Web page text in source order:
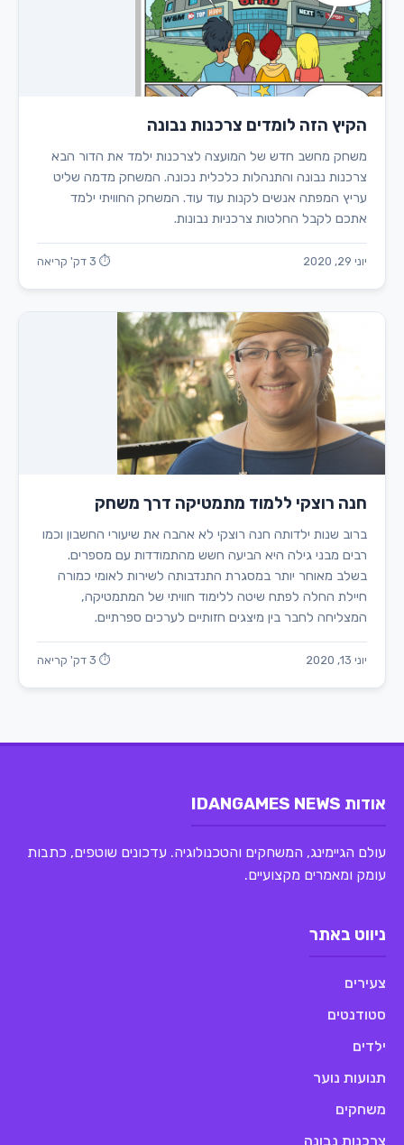
הקיץ הזה לומדים צרכנות נבונה
משחק מחשב חדש של המועצה לצרכנות ילמד את הדור הבא
צרכנות נבונה והתנהלות כלכלית נכונה. המשחק מדמה שליט
עריץ המפתה אנשים לקנות עוד עוד. המשחק החוויתי ילמד
אתכם לקבל החלטות צרכניות נבונות.
יוני 29, 2020 ⏱ 3 דק' קריאה
חנה רוצקי ללמוד מתמטיקה דרך משחק
ברוב שנות ילדותה חנה רוצקי לא אהבה את שיעורי החשבון וכמו
רבים מבני גילה היא הביעה חשש מהתמודדות עם מספרים.
בשלב מאוחר יותר במסגרת התנדבותה לשירות לאומי כמורה
חיילת החלה לפתח שיטה ללימוד חוויתי של המתמטיקה,
המצליחה לחבר בין מיצגים חזותיים לערכים ספרתיים.
יוני 13, 2020 ⏱ 3 דק' קריאה
אודות IDANGAMES NEWS
עולם הגיימינג, המשחקים והטכנולוגיה. עדכונים שוטפים, כתבות
עומק ומאמרים מקצועיים.
ניווט באתר
צעירים
סטודנטים
ילדים
תנועות נוער
משחקים
צרכנות נבונה